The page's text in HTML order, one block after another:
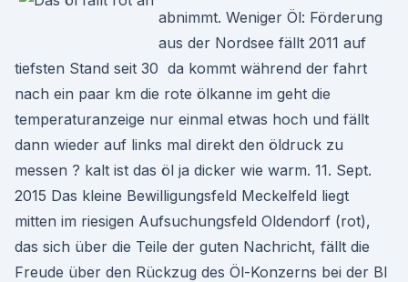
abnimmt. Weniger Öl: Förderung
aus der Nordsee fällt 2011 auf
tiefsten Stand seit 30 da kommt während der fahrt
nach ein paar km die rote ölkanne im geht die
temperaturanzeige nur einmal etwas hoch und fällt
dann wieder auf links mal direkt den öldruck zu
messen ? kalt ist das öl ja dicker wie warm. 11. Sept.
2015 Das kleine Bewilligungsfeld Meckelfeld liegt
mitten im riesigen Aufsuchungsfeld Oldendorf (rot),
das sich über die Teile der guten Nachricht, fällt die
Freude über den Rückzug des Öl-Konzerns bei der BI